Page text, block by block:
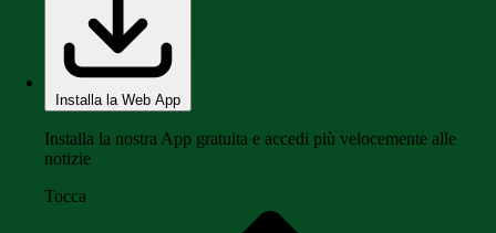
Installa la Web App
Installa la nostra App gratuita e accedi più velocemente alle
notizie
Tocca